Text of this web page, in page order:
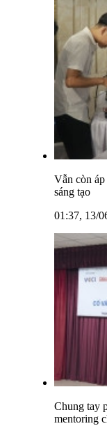
Vẫn còn
sáng tạo
01:37, 13/
Chung tay
mentoring